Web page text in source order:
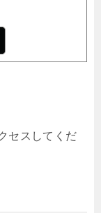
セスしてくだ